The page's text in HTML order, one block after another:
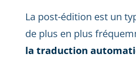
La post-édition est un
de plus en plus
la traduction